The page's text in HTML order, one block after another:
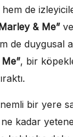
hem de
& Me” ve
de duygusal
, bir
bir yere
ne kadar